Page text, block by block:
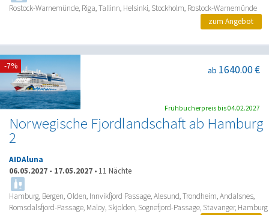
Rostock-Warnemünde, Riga, Tallinn, Helsinki, Stockholm, Rostock-Warnemünde
zum Angebot
Norwegische Fjordlandschaft ab Hamburg
2
ab 1640.00 €
AIDAluna
06.05.2027 - 17.05.2027 • 11 Nächte
Hamburg, Bergen, Olden, Innvikfjord Passage, Alesund, Trondheim, Andalsnes,
Romsdalsfjord-Passage, Maloy, Skjolden, Sognefjord-Passage, Stavanger, Hamburg
-7%
Frühbucherpreis bis 04.02.2027